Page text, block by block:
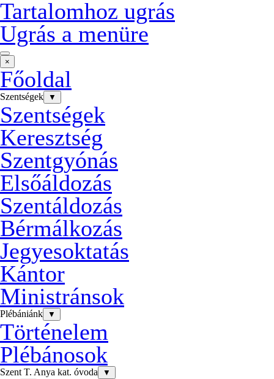
Tartalomhoz ugrás
Ugrás a menüre
×
Főoldal
Szentségek ▼
Szentségek
Keresztség
Szentgyónás
Elsőáldozás
Szentáldozás
Bérmálkozás
Jegyesoktatás
Kántor
Ministránsok
Plébániánk ▼
Történelem
Plébánosok
Szent T. Anya kat. óvoda ▼